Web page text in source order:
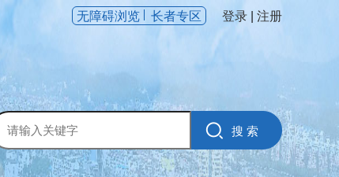
无障碍浏览 长者专区 登录 | 注册